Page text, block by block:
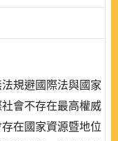
規避國際法與國家
會不存在最高權威
在國家資源暨地位